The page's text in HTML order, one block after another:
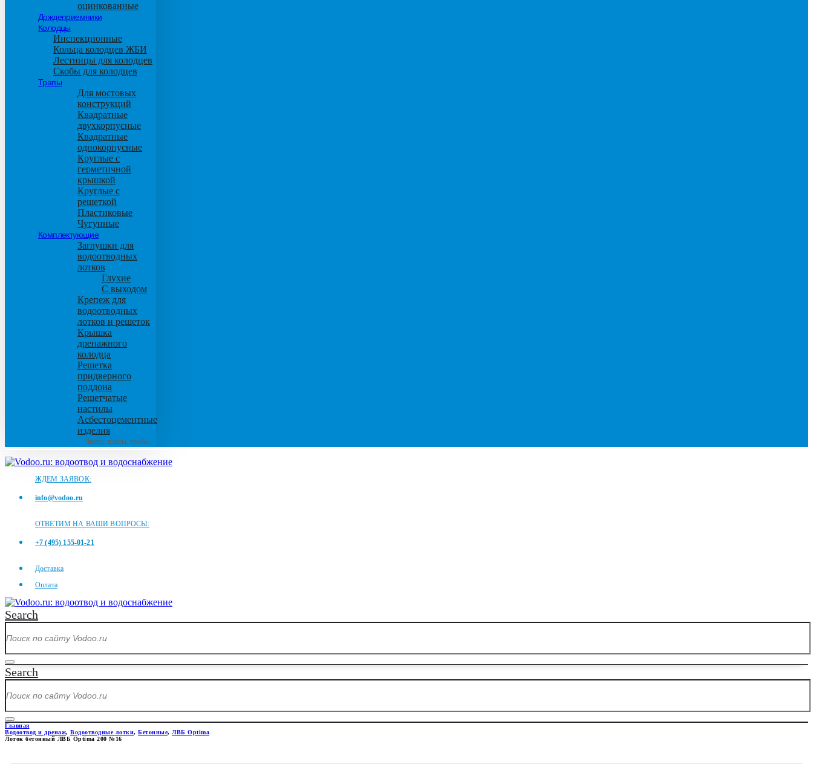
оцинкованные
Дождеприемники
Колодцы
Инспекционные
Кольца колодцев ЖБИ
Лестницы для колодцев
Скобы для колодцев
Трапы
Для мостовых
конструкций
Квадратные
двухкорпусные
Квадратные
однокорпусные
Круглые с
герметичной
крышкой
Круглые с
решеткой
Пластиковые
Чугунные
Комплектующие
Заглушки для
водоотводных
лотков
Глухие
С выходом
Крепеж для
водоотводных
лотков и решеток
Крышка
дренажного
колодца
Решетка
придверного
поддона
Решетчатые
настилы
Асбестоцементные
изделия
Листы, плиты, трубы
ЖДЕМ ЗАЯВОК:
info@vodoo.ru
ОТВЕТИМ НА ВАШИ ВОПРОСЫ:
+7 (495) 155-01-21
Доставка
Оплата
Search
Search
Главная
Водоотвод и дренаж, Водоотводные лотки, Бетонные, ЛВБ Optima
Лоток бетонный ЛВБ Optima 200 №16